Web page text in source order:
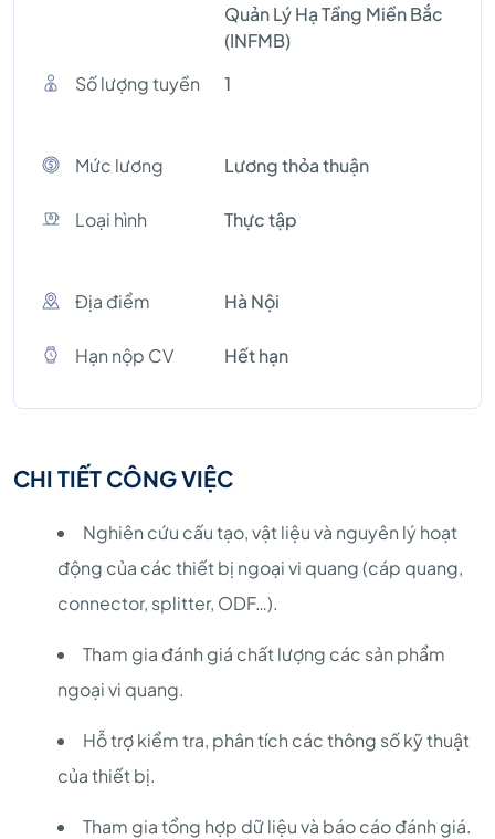
Quản Lý Hạ Tầng Miền Bắc
(INFMB)
Số lượng tuyền
1
Mức lương Lương thỏa thuận
Loại hình Thực tập
Địa điểm Hà Nội
Hạn nộp CV Hết hạn
CHI TIẾT CÔNG VIỆC
Nghiên cứu cấu tạo, vật liệu và nguyên lý hoạt
động của các thiết bị ngoại vi quang (cáp quang,
connector, splitter, ODF…).
Tham gia đánh giá chất lượng các sản phẩm
ngoại vi quang.
Hỗ trợ kiểm tra, phân tích các thông số kỹ thuật
của thiết bị.
Tham gia tổng hợp dữ liệu và báo cáo đánh giá.